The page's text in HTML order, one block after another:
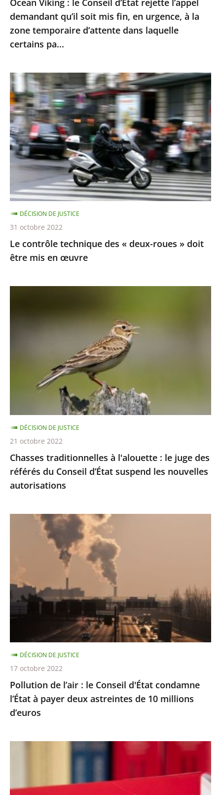
en
urgence,
temporaire
d’attente
dans
laquelle
certains
pa...
Ocean Viking : le Conseil d’État rejette l’appel
demandant qu’il soit mis fin, en urgence, à la
zone temporaire d’attente dans laquelle
certains pa...
Le
contrôle
technique
des
«
deux-
roues
doit
être
mis
en
œuvre
Le contrôle technique des « deux-roues » doit
être mis en œuvre
DÉCISION DE JUSTICE
31 octobre 2022
du
Conseil
d’État
suspend
les
nouvelles
Chasses traditionnelles à l'alouette : le juge des
référés du Conseil d’État suspend les nouvelles
autorisations
DÉCISION DE JUSTICE
21 octobre 2022
Pollution
Conseil
d'État
condamne
à
payer
deux
astreintes
de
10
d’euros
Pollution de l’air : le Conseil d'État condamne
l’État à payer deux astreintes de 10 millions
d’euros
DÉCISION DE JUSTICE
17 octobre 2022
d’une